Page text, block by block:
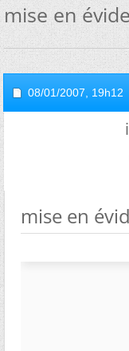
mise en
08/01/2007, 19h12
mise en